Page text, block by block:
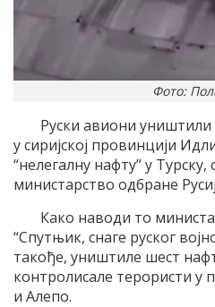
Фото:
Руски авиони уништили
у сиријској провинцији
“нелегалну нафту” у Турску,
министарство одбране
Како наводи то
“Спутњик, снаге руског
такође, уништиле шест
контролисале терористи у
и Алепо.